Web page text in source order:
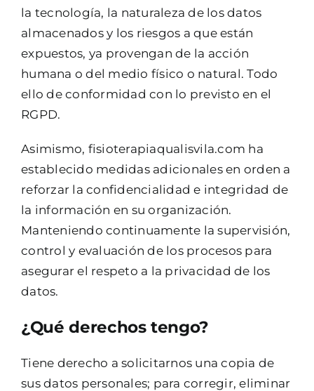
la tecnología, la naturaleza de los datos
almacenados y los riesgos a que están
expuestos, ya provengan de la acción
humana o del medio físico o natural. Todo
ello de conformidad con lo previsto en el
RGPD.
Asimismo, fisioterapiaqualisvila.com ha
establecido medidas adicionales en orden a
reforzar la confidencialidad e integridad de
la información en su organización.
Manteniendo continuamente la supervisión,
control y evaluación de los procesos para
asegurar el respeto a la privacidad de los
datos.
¿Qué derechos tengo?
Tiene derecho a solicitarnos una copia de
sus datos personales; para corregir, eliminar